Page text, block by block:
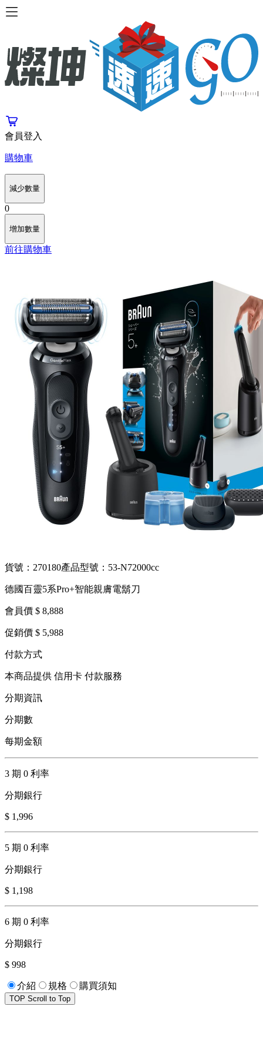
會員登入
購物車
減少數量
0
增加數量
前往購物車
貨號：270180產品型號：53-N72000cc
德國百靈5系Pro+智能親膚電鬍刀
會員價 $ 8,888
促銷價 $ 5,988
付款方式
本商品提供 信用卡 付款服務
分期資訊
分期數
每期金額
3 期 0 利率
分期銀行
$ 1,996
5 期 0 利率
分期銀行
$ 1,198
6 期 0 利率
分期銀行
$ 998
介紹 規格 購買須知
TOP Scroll to Top